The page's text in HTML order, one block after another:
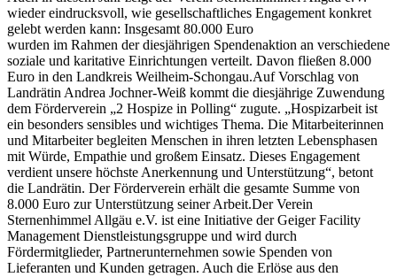
wieder eindrucksvoll, wie gesellschaftliches Engagement konkret
gelebt werden kann: Insgesamt 80.000 Euro
wurden im Rahmen der diesjährigen Spendenaktion an verschiedene
soziale und karitative Einrichtungen verteilt. Davon fließen 8.000
Euro in den Landkreis Weilheim-Schongau.Auf Vorschlag von
Landrätin Andrea Jochner-Weiß kommt die diesjährige Zuwendung
dem Förderverein „2 Hospize in Polling“ zugute. „Hospizarbeit ist
ein besonders sensibles und wichtiges Thema. Die Mitarbeiterinnen
und Mitarbeiter begleiten Menschen in ihren letzten Lebensphasen
mit Würde, Empathie und großem Einsatz. Dieses Engagement
verdient unsere höchste Anerkennung und Unterstützung“, betont
die Landrätin. Der Förderverein erhält die gesamte Summe von
8.000 Euro zur Unterstützung seiner Arbeit.Der Verein
Sternenhimmel Allgäu e.V. ist eine Initiative der Geiger Facility
Management Dienstleistungsgruppe und wird durch
Fördermitglieder, Partnerunternehmen sowie Spenden von
Lieferanten und Kunden getragen. Auch die Erlöse aus den